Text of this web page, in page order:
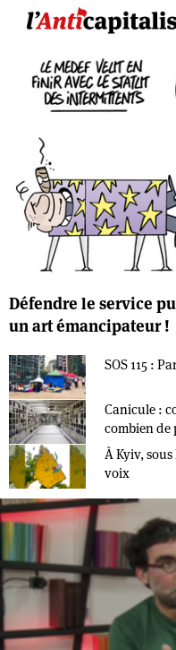
principal
Défendre le service
un art émancipateur !
SOS 115 :
Canicule :
combien de
À Kyiv,
voix